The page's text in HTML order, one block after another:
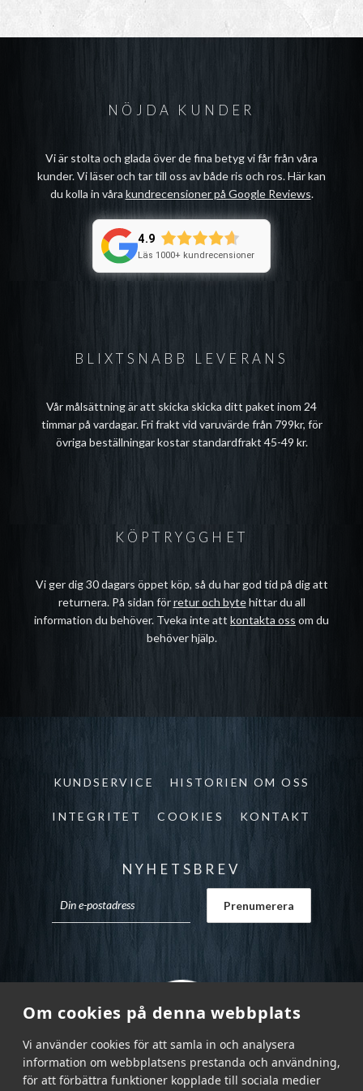
Om cookies på denna webbplats
Vi använder cookies för att samla in och analysera
information om webbplatsens prestanda och användning,
för att förbättra funktioner kopplade till sociala medier
BLIXTSNABB LEVERANS
Vår målsättning är att skicka skicka ditt paket inom 24
timmar på vardagar. Fri frakt vid varuvärde från 799kr, för
övriga beställningar kostar standardfrakt 45-49 kr.
NÖJDA KUNDER
Vi är stolta och glada över de fina betyg vi får från våra
kunder. Vi läser och tar till oss av både ris och ros. Här kan
du kolla in våra kundrecensioner på Google Reviews.
4.9
Läs 1000+ kundrecensioner
KÖPTRYGGHET
Vi ger dig 30 dagars öppet köp, så du har god tid på dig att
returnera. På sidan förretur och bytehittar du all
information du behöver. Tveka inte att kontakta oss om du
behöver hjälp.
KUNDSERVICE HISTORIEN OM OSS
INTEGRITET COOKIES KONTAKT
NYHETSBREV